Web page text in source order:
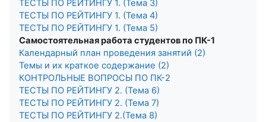
ТЕСТЫ ПО РЕЙТИНГУ 1. (Тема 3)
ТЕСТЫ ПО РЕЙТИНГУ 1. (Тема 4)
ТЕСТЫ ПО РЕЙТИНГУ 1. (Тема 5)
Самостоятельная работа студентов по ПК-1
Календарный план проведения занятий (2)
Темы и их краткое содержание (2)
КОНТРОЛЬНЫЕ ВОПРОСЫ ПО ПК-2
ТЕСТЫ ПО РЕЙТИНГУ 2. (Тема 6)
ТЕСТЫ ПО РЕЙТИНГУ 2. (Тема 7)
ТЕСТЫ ПО РЕЙТИНГУ 2.(Тема 8)